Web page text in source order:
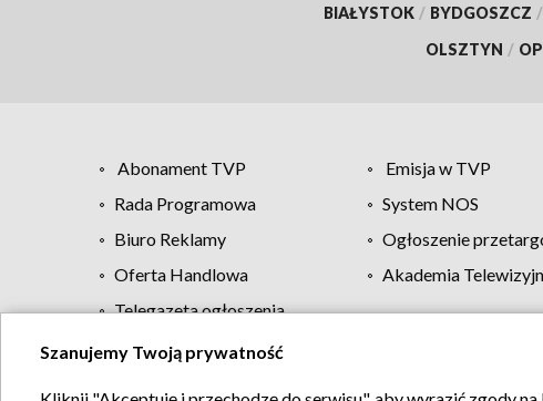
BIAŁYSTOK / BYDGOSZCZ /
OLSZTYN /
Abonament TVP Emisja w TVP
Rada Programowa
System NOS
Biuro Reklamy
Ogłoszenie
Oferta Handlowa
Akademia
Telegazeta ogłoszenia
Regulamin TVP
Szanujemy Twoją prywatność